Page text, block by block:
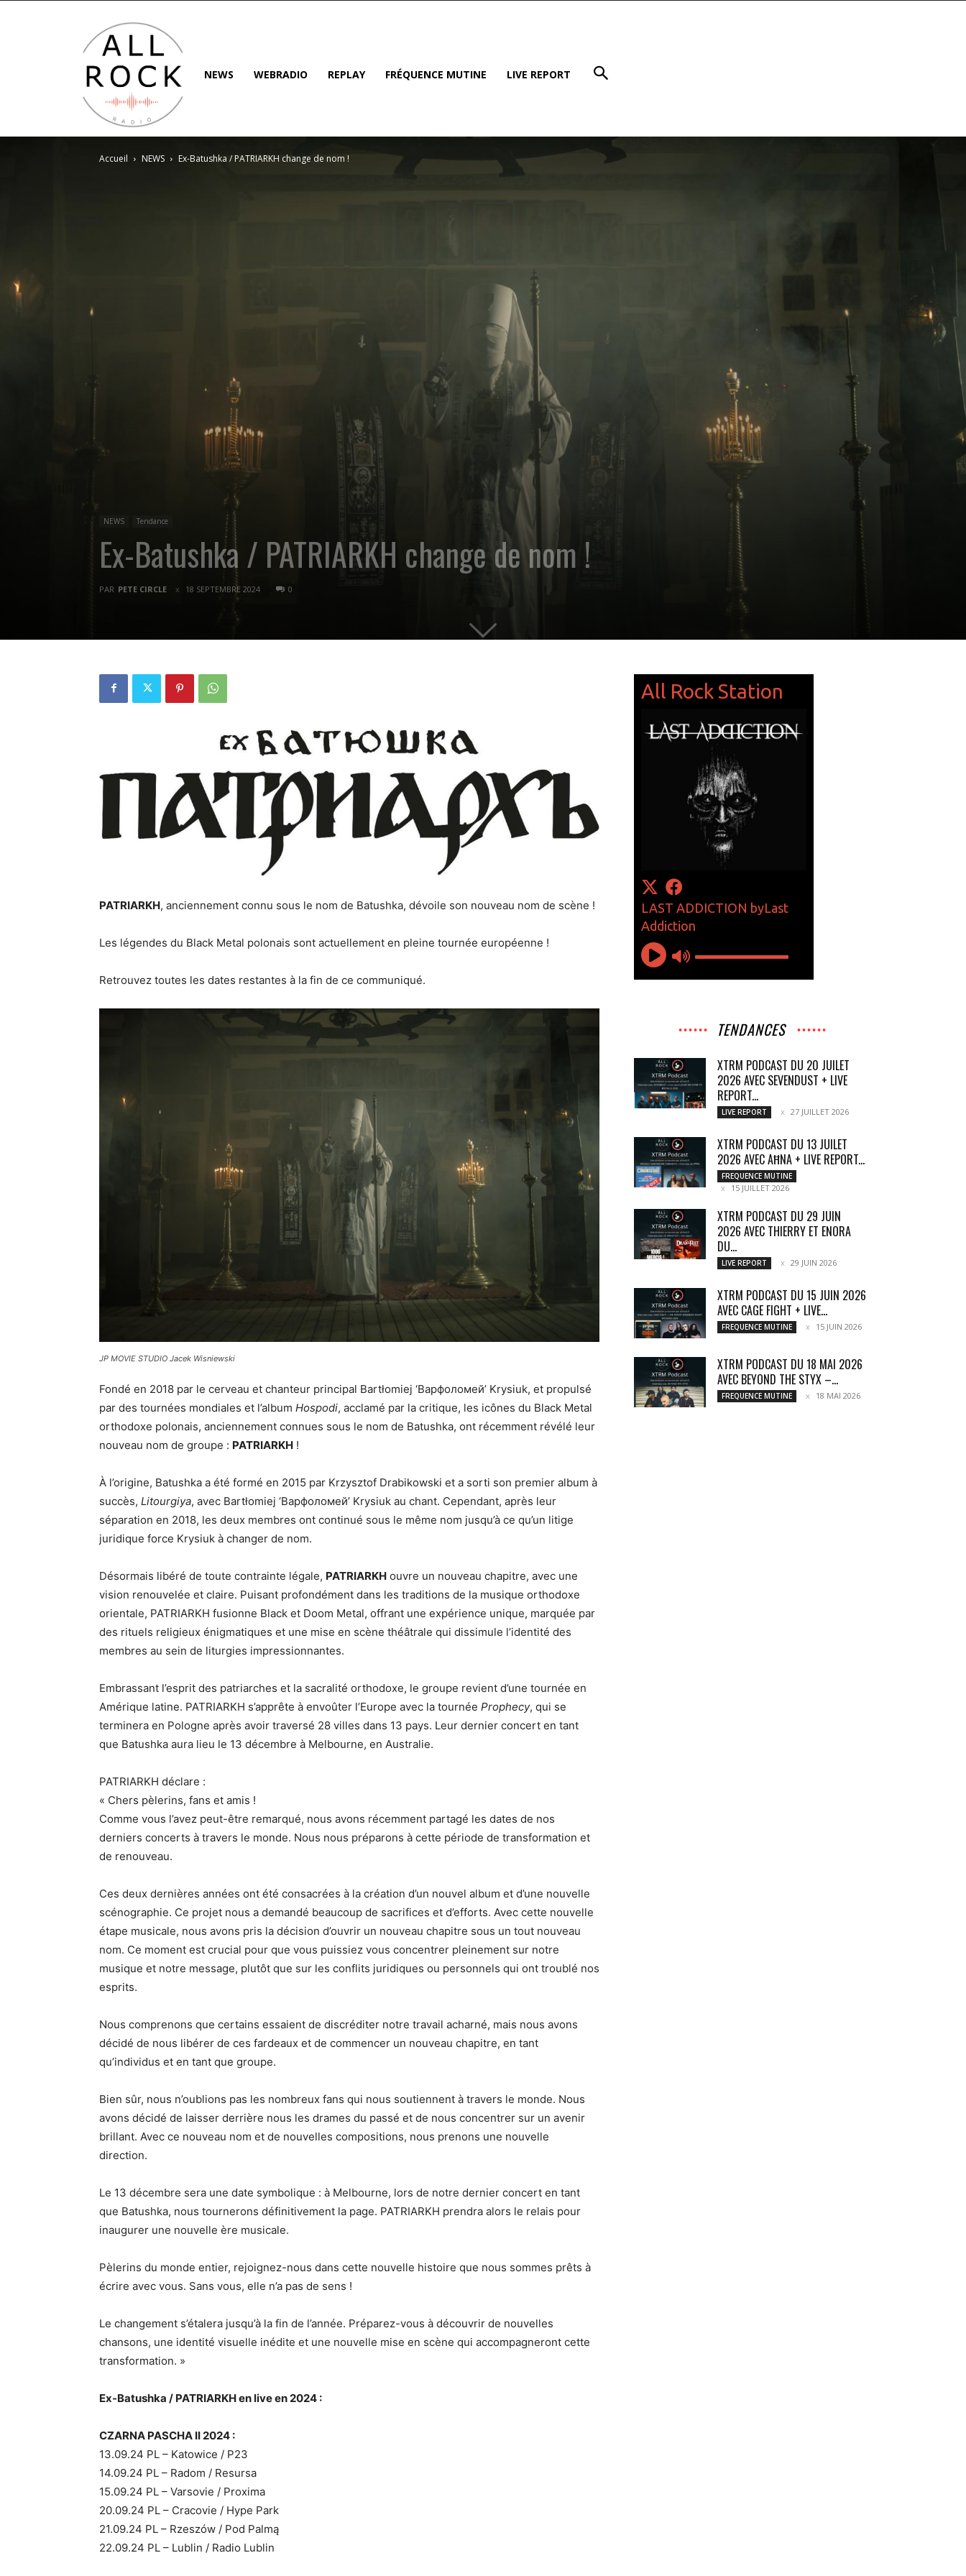
NEWS WEBRADIO REPLAY FRÉQUENCE MUTINE LIVE REPORT
Accueil NEWS Ex-Batushka / PATRIARKH change de nom !
NEWS Tendance
Ex-Batushka / PATRIARKH change de nom !
PAR PETE CIRCLE 18 SEPTEMBRE 2024 0
PATRIARKH, anciennement connu sous le nom de Batushka, dévoile son nouveau nom de scène !
Les légendes du Black Metal polonais sont actuellement en pleine tournée européenne !
Retrouvez toutes les dates restantes à la fin de ce communiqué.
JP MOVIE STUDIO Jacek Wisniewski
Fondé en 2018 par le cerveau et chanteur principal Bartłomiej ‘Варфоломей’ Krysiuk, et propulsé
par des tournées mondiales et l’album Hospodi, acclamé par la critique, les icônes du Black Metal
orthodoxe polonais, anciennement connues sous le nom de Batushka, ont récemment révélé leur
nouveau nom de groupe : PATRIARKH !
À l’origine, Batushka a été formé en 2015 par Krzysztof Drabikowski et a sorti son premier album à
succès, Litourgiya, avec Bartłomiej ‘Варфоломей’ Krysiuk au chant. Cependant, après leur
séparation en 2018, les deux membres ont continué sous le même nom jusqu’à ce qu’un litige
juridique force Krysiuk à changer de nom.
Désormais libéré de toute contrainte légale, PATRIARKH ouvre un nouveau chapitre, avec une
vision renouvelée et claire. Puisant profondément dans les traditions de la musique orthodoxe
orientale, PATRIARKH fusionne Black et Doom Metal, offrant une expérience unique, marquée par
des rituels religieux énigmatiques et une mise en scène théâtrale qui dissimule l’identité des
membres au sein de liturgies impressionnantes.
Embrassant l’esprit des patriarches et la sacralité orthodoxe, le groupe revient d’une tournée en
Amérique latine. PATRIARKH s’apprête à envoûter l’Europe avec la tournée Prophecy, qui se
terminera en Pologne après avoir traversé 28 villes dans 13 pays. Leur dernier concert en tant
que Batushka aura lieu le 13 décembre à Melbourne, en Australie.
PATRIARKH déclare :
« Chers pèlerins, fans et amis !
Comme vous l’avez peut-être remarqué, nous avons récemment partagé les dates de nos
derniers concerts à travers le monde. Nous nous préparons à cette période de transformation et
de renouveau.
Ces deux dernières années ont été consacrées à la création d’un nouvel album et d’une nouvelle
scénographie. Ce projet nous a demandé beaucoup de sacrifices et d’efforts. Avec cette nouvelle
étape musicale, nous avons pris la décision d’ouvrir un nouveau chapitre sous un tout nouveau
nom. Ce moment est crucial pour que vous puissiez vous concentrer pleinement sur notre
musique et notre message, plutôt que sur les conflits juridiques ou personnels qui ont troublé nos
esprits.
Nous comprenons que certains essaient de discréditer notre travail acharné, mais nous avons
décidé de nous libérer de ces fardeaux et de commencer un nouveau chapitre, en tant
qu’individus et en tant que groupe.
Bien sûr, nous n’oublions pas les nombreux fans qui nous soutiennent à travers le monde. Nous
avons décidé de laisser derrière nous les drames du passé et de nous concentrer sur un avenir
brillant. Avec ce nouveau nom et de nouvelles compositions, nous prenons une nouvelle
direction.
Le 13 décembre sera une date symbolique : à Melbourne, lors de notre dernier concert en tant
que Batushka, nous tournerons définitivement la page. PATRIARKH prendra alors le relais pour
inaugurer une nouvelle ère musicale.
Pèlerins du monde entier, rejoignez-nous dans cette nouvelle histoire que nous sommes prêts à
écrire avec vous. Sans vous, elle n’a pas de sens !
Le changement s’étalera jusqu’à la fin de l’année. Préparez-vous à découvrir de nouvelles
chansons, une identité visuelle inédite et une nouvelle mise en scène qui accompagneront cette
transformation. »
Ex-Batushka / PATRIARKH en live en 2024 :
CZARNA PASCHA II 2024 :
13.09.24 PL – Katowice / P23
14.09.24 PL – Radom / Resursa
15.09.24 PL – Varsovie / Proxima
20.09.24 PL – Cracovie / Hype Park
21.09.24 PL – Rzeszów / Pod Palmą
22.09.24 PL – Lublin / Radio Lublin
TENDANCES
XTRM PODCAST DU 20 JUILET
2026 AVEC SEVENDUST + LIVE
REPORT...
LIVE REPORT 27 JUILLET 2026
XTRM PODCAST DU 13 JUILET
2026 AVEC AĦNA + LIVE REPORT...
FREQUENCE MUTINE
15 JUILLET 2026
XTRM PODCAST DU 29 JUIN
2026 AVEC THIERRY ET ENORA
DU...
LIVE REPORT 29 JUIN 2026
XTRM PODCAST DU 15 JUIN 2026
AVEC CAGE FIGHT + LIVE...
FREQUENCE MUTINE 15 JUIN 2026
XTRM PODCAST DU 18 MAI 2026
AVEC BEYOND THE STYX –...
FREQUENCE MUTINE 18 MAI 2026